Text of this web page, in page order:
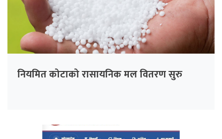
नियमित कोटाको रासायनिक मल वितरण सुरु